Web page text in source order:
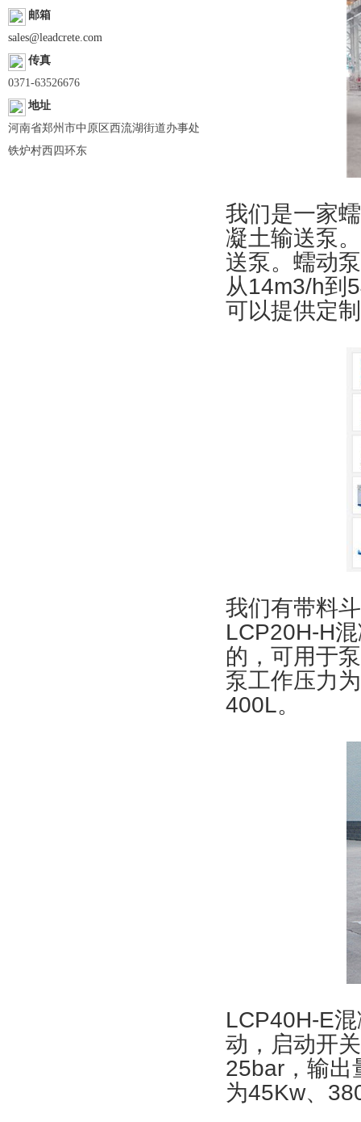
邮箱
sales@leadcrete.com
传真
0371-63526676
地址
河南省郑州市中原区西流湖街道办事处
铁炉村西四环东
我们是一家
凝土输送泵
送泵。蠕动
从14m3/h到
可以提供定
我们有带料
LCP20H-H
的，可用于
泵工作压力
400L。
LCP40H-E
动，启动开
25bar，输出
为45Kw、